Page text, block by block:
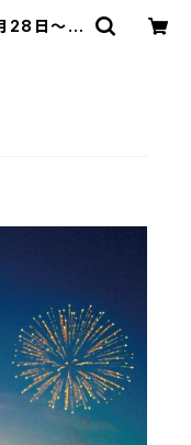
28日～ |